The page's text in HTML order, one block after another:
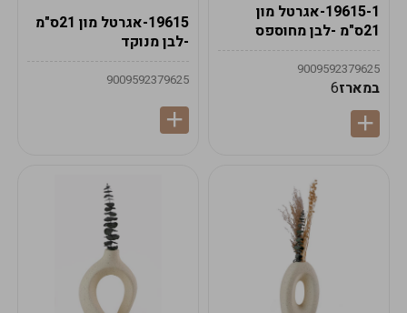
19615-1-אגרטל מון
21ס"מ -לבן מחוספס
9009592379625
במארז6
19615-אגרטל מון 21ס"מ
-לבן מנוקד
9009592379625